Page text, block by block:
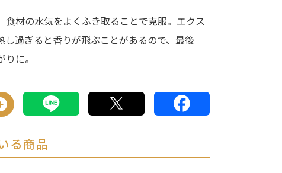
食材の水気をよくふき取ることで克服。エクス
し過ぎると香りが飛ぶことがあるので、最後
に。
る商品